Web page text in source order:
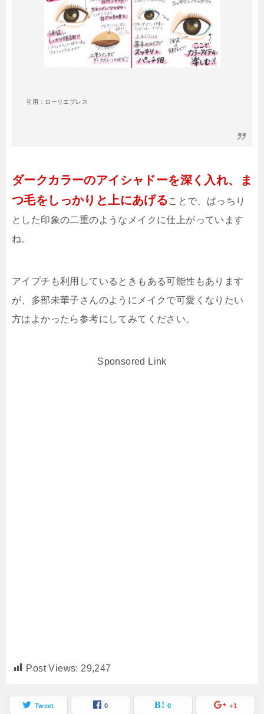
引用：ローリエプレス
ダークカラーのアイシャドーを深く入れ、ま
つ毛をしっかりと上にあげることで、ぱっちり
とした印象の二重のようなメイクに仕上がっています
ね。
アイプチも利用しているときもある可能性もあります
が、多部未華子さんのようにメイクで可愛くなりたい
方はよかったら参考にしてみてください。
Sponsored Link
Post Views: 29,247
Tweet 0 0 +1